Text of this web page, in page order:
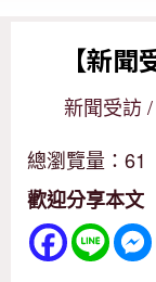
【新
新聞受訪/
總瀏覽量：61
歡迎分享本文